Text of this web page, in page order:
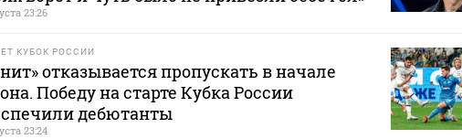
23:26
КУБОК РОССИИ
отказывается пропускать в начале
Победу на старте Кубка России
дебютанты
23:24